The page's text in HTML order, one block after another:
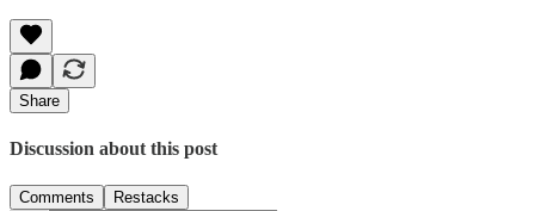
Share
Discussion about this post
Comments Restacks